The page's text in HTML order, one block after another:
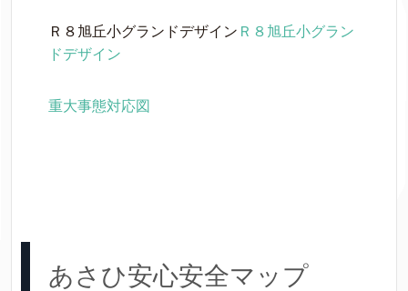
Ｒ８旭丘小グランドデザイン Ｒ８旭丘小グラン
ドデザイン
重大事態対応図
あさひ安心安全マップ